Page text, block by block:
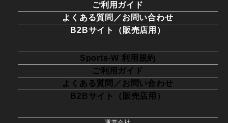
ご利用ガイド
よくある質問／お問い合わせ
B2Bサイト（販売店用）
Sports-W 利用規約
ご利用ガイド
よくある質問／お問い合わせ
B2Bサイト（販売店用）